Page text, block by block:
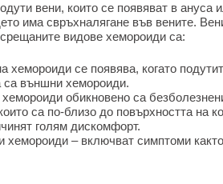
вени, които се появяват в ануса
има свръхналягане във вените.
видове хемороиди са:
хемороиди се появява, когато
са външни хемороиди.
обикновено са
са по-близо до повърхността на
голям дискомфорт.
хемороиди – включват симптоми